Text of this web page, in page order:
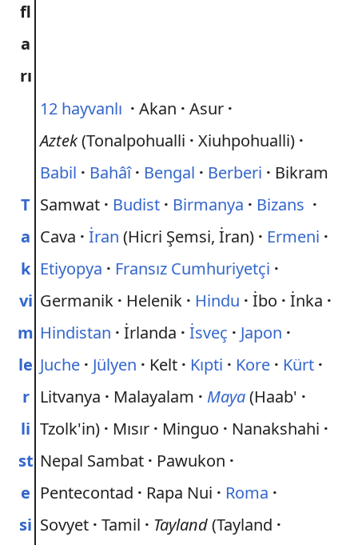
fl
a
rı
T
a
k
vi
m
le
r
li
st
e
si
12 hayvanlı · Akan · Asur ·
Aztek(Tonalpohualli · Xiuhpohualli) ·
Babil · Bahâî · Bengal · Berberi · Bikram
Samwat · Budist · Birmanya · Bizans ·
Cava · İran (Hicri Şemsi, İran) · Ermeni ·
Etiyopya · Fransız Cumhuriyetçi ·
Germanik · Helenik · Hindu · İbo · İnka ·
Hindistan · İrlanda · İsveç · Japon ·
Juche · Jülyen · Kelt · Kıpti · Kore · Kürt ·
Litvanya · Malayalam · Maya(Haab' ·
Tzolk'in) · Mısır · Minguo · Nanakshahi ·
Nepal Sambat · Pawukon ·
Pentecontad · Rapa Nui · Roma ·
Sovyet · Tamil · Tayland(Tayland ·